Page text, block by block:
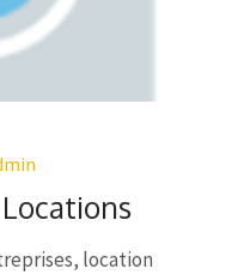
location